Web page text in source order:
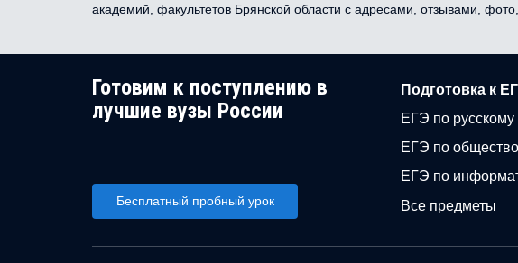
академий, факультетов Брянской области с адресами, отзывами,
Готовим к поступлению в
лучшие вузы России
Бесплатный пробный урок
Подготовка к
ЕГЭ по русскому
ЕГЭ по
ЕГЭ по
Все предметы